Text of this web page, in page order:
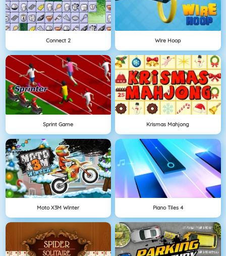
Connect 2 Wire Hoop
Sprint Game Krismas Mahjong
Moto X3M Winter Piano Tiles 4